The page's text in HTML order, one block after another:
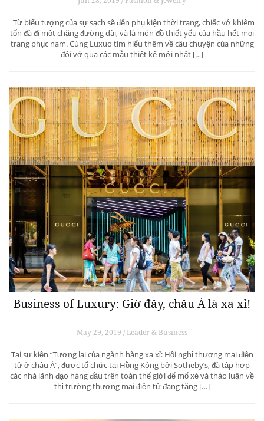
Từ biểu tượng của sự sạch sẽ đến phụ kiện thời trang, chiếc vớ khiêm
tốn đã đi một chặng đường dài, và là món đồ thiết yếu của hầu hết mọi
trang phục nam. Cùng Luxuo tìm hiểu thêm về câu chuyện của những
đôi vớ qua các mẫu thiết kế mới nhất […]
Business of Luxury: Giờ đây, châu Á là xa xỉ!
May 29, 2019 / Leader & Business
Tại sự kiện “Tương lai của ngành hàng xa xỉ: Hội nghị thương mại điện
tử ở châu Á”, được tổ chức tại Hồng Kông bởi Sotheby’s, đã tập hợp
các nhà lãnh đạo hàng đầu trên toàn thế giới để mổ xẻ và thảo luận về
thị trường thương mại điện tử đang tăng […]